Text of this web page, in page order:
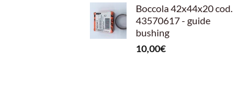
Boccola 42x44x20 cod.
43570617 - guide
bushing
10,00€